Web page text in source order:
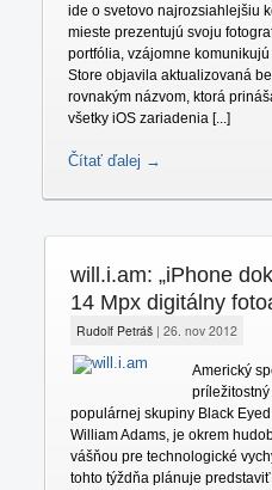
ide o svetovo najrozsiahlejšiu
mieste prezentujú svoju
portfólia, vzájomne
Store objavila aktualizovaná
rovnakým názvom, ktorá
všetky iOS zariadenia [...]
Čítať ďalej →
will.i.am: „iPhone
14 Mpx digitálny
Rudolf Petráš| 26. nov 2012
Americký
populárnej skupiny Black
William Adams, je okrem
vášňou pre technologické
tohto týždňa plánuje